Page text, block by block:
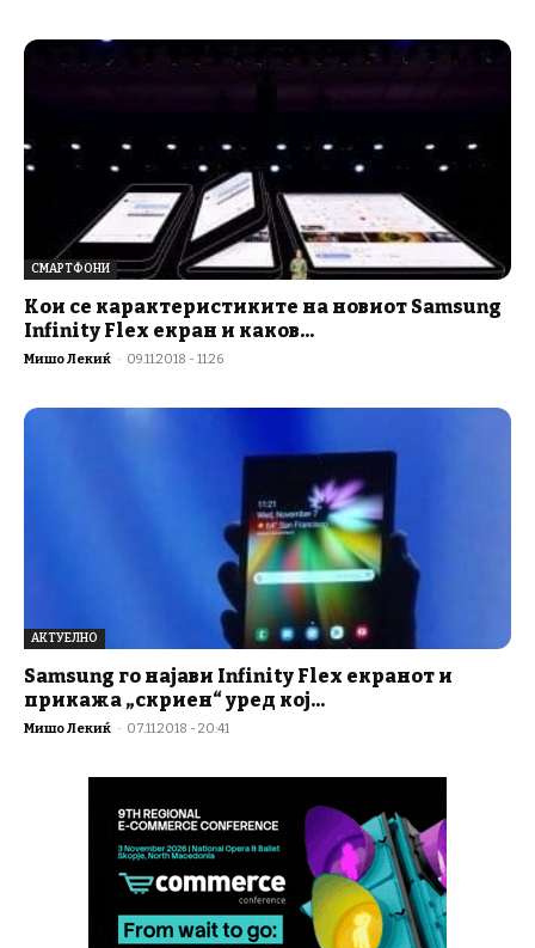
СМАРТФОНИ
Кои се карактеристиките на новиот Samsung
Infinity Flex екран и каков...
Мишо Лекиќ - 09.11.2018 - 11:26
АКТУЕЛНО
Samsung го најави Infinity Flex екранот и
прикажа „скриен“ уред кој...
Мишо Лекиќ - 07.11.2018 - 20:41